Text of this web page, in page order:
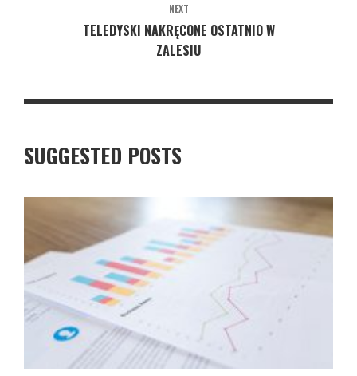
NEXT
TELEDYSKI NAKRĘCONE OSTATNIO W
ZALESIU
SUGGESTED POSTS